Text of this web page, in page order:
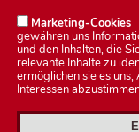
Marketing-Cookies
gewähren uns
und den Inhalten, die
relevante Inhalte zu
ermöglichen sie es
Interessen